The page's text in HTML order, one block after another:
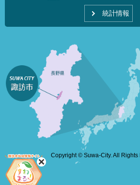
統計情報
Copyright © Suwa-City. All Rights